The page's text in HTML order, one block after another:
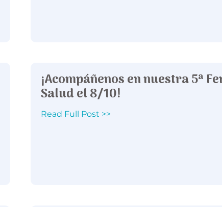
¡Acompáñenos en nuestra 5ª
Salud el 8/10!
Read Full Post >>